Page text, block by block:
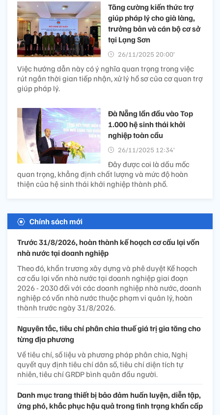
Tăng cường kiến thức trợ
giúp pháp lý cho già làng,
trưởng bản và cán bộ cơ sở
tại Lạng Sơn
26/11/2025 20:00’
Việc hướng dẫn này có ý nghĩa quan trọng trong việc
rút ngắn thời gian tiếp nhận, xử lý hồ sơ của cơ quan trợ
giúp pháp lý.
Đà Nẵng lần đầu vào Top
1.000 hệ sinh thái khởi
nghiệp toàn cầu
26/11/2025 12:34’
Đây được coi là dấu mốc
quan trọng, khẳng định chất lượng và mức độ hoàn
thiện của hệ sinh thái khởi nghiệp thành phố.
Chính sách mới
Trước 31/8/2026, hoàn thành kế hoạch cơ cấu lại vốn
nhà nước tại doanh nghiệp
Theo đó, khẩn trương xây dựng và phê duyệt Kế hoạch
cơ cấu lại vốn nhà nước tại doanh nghiệp giai đoạn
2026 - 2030 đối với các doanh nghiệp nhà nước, doanh
nghiệp có vốn nhà nước thuộc phạm vi quản lý, hoàn
thành trước ngày 31/8/2026.
Nguyên tắc, tiêu chí phân chia thuế giá trị gia tăng cho
từng địa phương
Về tiêu chí, số liệu và phương pháp phân chia, Nghị
quyết quy định tiêu chí dân số, tiêu chí diện tích tự
nhiên, tiêu chí GRDP bình quân đầu người.
Danh mục trang thiết bị bảo đảm huấn luyện, diễn tập,
ứng phó, khắc phục hậu quả trong tình trạng khẩn cấp